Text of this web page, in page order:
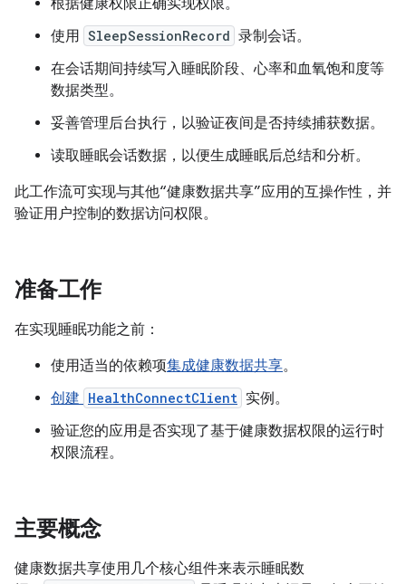
根据健康权限正确实现权限。
使用 SleepSessionRecord 录制会话。
在会话期间持续写入睡眠阶段、心率和血氧饱和度等
数据类型。
妥善管理后台执行，以验证夜间是否持续捕获数据。
读取睡眠会话数据，以便生成睡眠后总结和分析。
此工作流可实现与其他“健康数据共享”应用的互操作性，并
验证用户控制的数据访问权限。
准备工作
在实现睡眠功能之前：
使用适当的依赖项集成健康数据共享。
创建 HealthConnectClient 实例。
验证您的应用是否实现了基于健康数据权限的运行时
权限流程。
主要概念
健康数据共享使用几个核心组件来表示睡眠数